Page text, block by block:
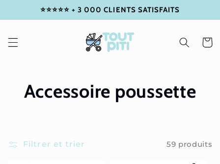
IGNORER
ET
CONTENU
⭐⭐⭐⭐⭐ + 3 000 CLIENTS SATISFAITS
Panier
Accessoire poussette
Filtrer et trier 59 produits